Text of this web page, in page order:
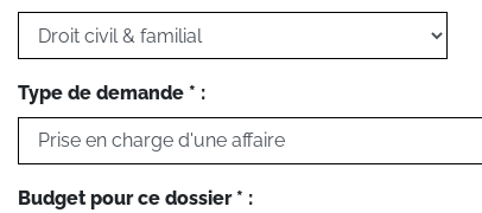
Type de demande * :
Budget pour ce dossier * :